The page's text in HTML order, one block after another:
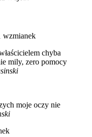
wzmianek
chyba
mily, zero pomocy
moje oczy nie